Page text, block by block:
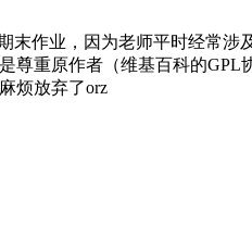
末作业，因为老师平时经常
尊重原作者（维基百科的GPL
烦放弃了orz